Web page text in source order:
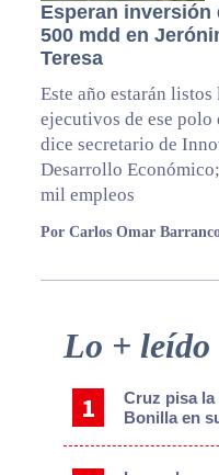
Esperan inversión
500 mdd en
Teresa
Este año estarán
ejecutivos de ese polo
dice secretario de
Desarrollo
mil empleos
Por Carlos Omar
Primary
Lo + leído
Cruz pisa
Bonilla en